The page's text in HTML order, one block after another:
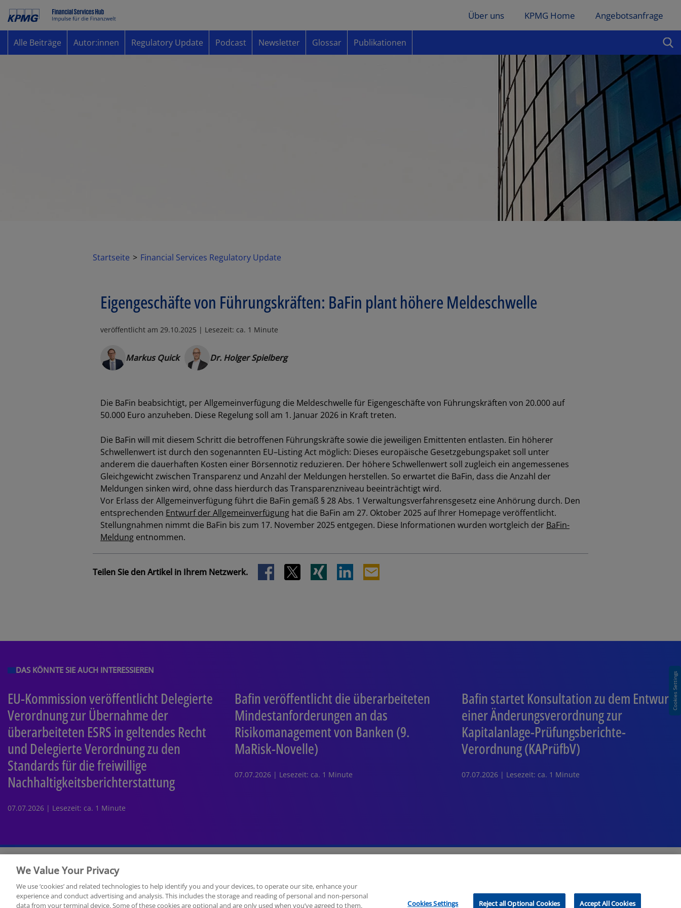
Cookies Settings
Über uns KPMG Home Angebotsanfrage
Alle Beiträge Autor:innen Regulatory Update Podcast Newsletter Glossar Publikationen
Startseite Financial Services Regulatory Update
Eigengeschäfte von Führungskräften: BaFin plant höhere Meldeschwelle
veröffentlicht am 29.10.2025 | Lesezeit: ca. 1 Minute
Markus Quick Dr. Holger Spielberg
Die BaFin beabsichtigt, per Allgemeinverfügung die Meldeschwelle für Eigengeschäfte von Führungskräften von 20.000 auf
50.000 Euro anzuheben. Diese Regelung soll am 1. Januar 2026 in Kraft treten.
Die BaFin will mit diesem Schritt die betroffenen Führungskräfte sowie die jeweiligen Emittenten entlasten. Ein höherer
Schwellenwert ist durch den sogenannten EU–ListingAct möglich: Dieses europäische Gesetzgebungspaket soll unter
anderem die dauerhaften Kosten einer Börsennotiz reduzieren. Der höhere Schwellenwert soll zugleich ein angemessenes
Gleichgewicht zwischen Transparenz und Anzahl der Meldungen herstellen. So erwartet die BaFin, dass die Anzahl der
Meldungen sinken wird, ohne dass hierdurch das Transparenzniveau beeinträchtigt wird.
Vor Erlass der Allgemeinverfügung führt die BaFin gemäß § 28Abs. 1 Verwaltungsverfahrensgesetz eine Anhörung durch. Den
entsprechenden Entwurf der Allgemeinverfügung hat die BaFin am 27. Oktober 2025 auf Ihrer Homepage veröffentlicht.
Stellungnahmen nimmt die BaFin bis zum 17. November 2025 entgegen. Diese Informationen wurden wortgleich der BaFin-
Meldung entnommen.
Teilen Sie den Artikel in Ihrem Netzwerk.
DAS KÖNNTE SIE AUCH INTERESSIEREN
EU-Kommission veröffentlicht Delegierte
Verordnung zur Übernahme der
überarbeiteten ESRS in geltendes Recht
und Delegierte Verordnung zu den
Standards für die freiwillige
Nachhaltigkeitsberichterstattung
07.07.2026 | Lesezeit: ca. 1 Minute
Bafin veröffentlicht die überarbeiteten
Mindestanforderungen an das
Risikomanagement von Banken (9.
MaRisk-Novelle)
07.07.2026 | Lesezeit: ca. 1 Minute
Bafin startet Konsultation zu dem Entwurf
einer Änderungsverordnung zur
Kapitalanlage-Prüfungsberichte-
Verordnung (KAPrüfbV)
07.07.2026 | Lesezeit: ca. 1 Minute
Los
SCHLIESSEN
Rechtliche Hinweise Datenschutzerklärung
We Value Your Privacy
We use ‘cookies’ and related technologies to help identify you and your devices, to operate our site, enhance your
experience and conduct advertising and analysis. This includes the storage and reading of personal and non-personal
data from your terminal device. Some of these cookies are optional and are only used when you’ve agreed to them.
Cookies Settings Reject all Optional Cookies Accept All Cookies